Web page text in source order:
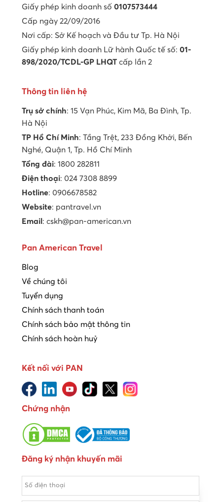
Giấy phép kinh doanh số 0107573444
Cấp ngày 22/09/2016
Nơi cấp: Sở Kế hoạch và Đầu tư Tp. Hà Nội
Giấy phép kinh doanh Lữ hành Quốc tế số: 01-
898/2020/TCDL-GP LHQT cấp lần 2
Thông tin liên hệ
Trụ sở chính: 15 Vạn Phúc, Kim Mã, Ba Đình, Tp.
Hà Nội
TP Hồ Chí Minh: Tầng Trệt, 233 Đồng Khởi, Bến
Nghé, Quận 1, Tp. Hồ Chí Minh
Tổng đài: 1800 282811
Điện thoại: 024 7308 8899
Hotline: 0906678582
Website: pantravel.vn
Email : cskh@pan-american.vn
Pan American Travel
Blog
Về chúng tôi
Tuyển dụng
Chính sách thanh toán
Chính sách bảo mật thông tin
Chính sách hoàn huỷ
Kết nối với PAN
Chứng nhận
Đăng ký nhận khuyến mãi